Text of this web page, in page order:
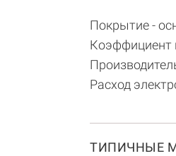
Покрытие -
Коэффициент
Расход
ТИПИЧНЫЕ